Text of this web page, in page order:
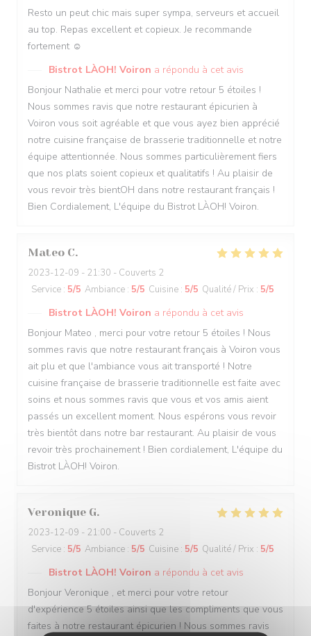
Resto un peut chic mais super sympa, serveurs et accueil
au top. Repas excellent et copieux. Je recommande
fortement ☺️
Bistrot LÀOH! Voiron a répondu à cet avis
Bonjour Nathalie et merci pour votre retour 5 étoiles !
Nous sommes ravis que notre restaurant épicurien à
Voiron vous soit agréable et que vous ayez bien apprécié
notre cuisine française de brasserie traditionnelle et notre
équipe attentionnée. Nous sommes particulièrement fiers
que nos plats soient copieux et qualitatifs ! Au plaisir de
vous revoir très bientOH dans notre restaurant français !
Bien Cordialement, L'équipe du Bistrot LÀOH! Voiron.
Mateo C
2023-12-09 - 21:30 - Couverts 2
Service : 5/5 Ambiance : 5/5 Cuisine : 5/5 Qualité / Prix : 5/5
Bistrot LÀOH! Voiron a répondu à cet avis
Bonjour Mateo , merci pour votre retour 5 étoiles ! Nous
sommes ravis que notre restaurant français à Voiron vous
ait plu et que l'ambiance vous ait transporté ! Notre
cuisine française de brasserie traditionnelle est faite avec
soins et nous sommes ravis que vous et vos amis aient
passés un excellent moment. Nous espérons vous revoir
très bientôt dans notre bar restaurant. Au plaisir de vous
revoir très prochainement ! Bien cordialement, L'équipe du
Bistrot LÀOH! Voiron.
Veronique G
2023-12-09 - 21:00 - Couverts 2
Service : 5/5 Ambiance : 5/5 Cuisine : 5/5 Qualité / Prix : 5/5
Bistrot LÀOH! Voiron a répondu à cet avis
Bonjour Veronique , et merci pour votre retour
d'expérience 5 étoiles ainsi que les compliments que vous
faites à notre restaurant épicurien ! Nous sommes ravis